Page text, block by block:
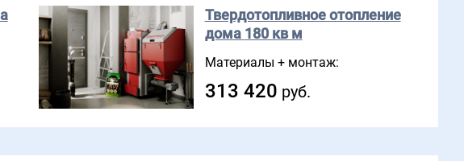
Твердотопливное отопление
дома 180 кв м
Материалы + монтаж:
313 420 руб.